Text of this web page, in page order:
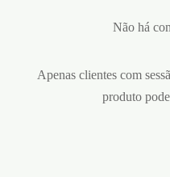
Não há
Apenas clientes com
produto